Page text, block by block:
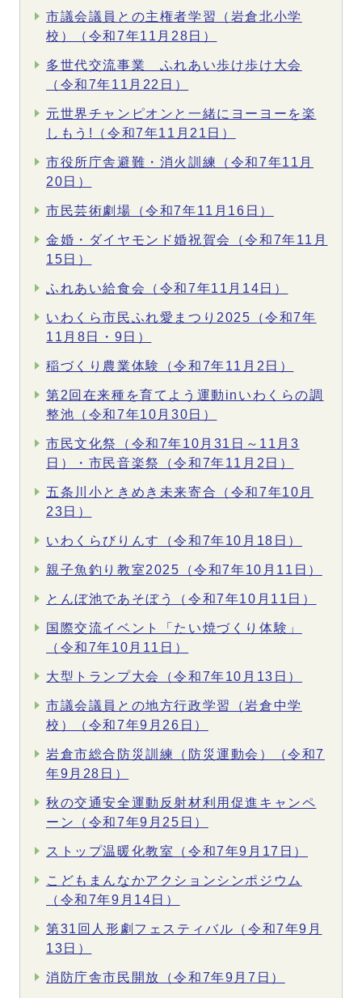
市議会議員との主権者学習（岩倉北小学
校）（令和7年11月28日）
多世代交流事業 ふれあい歩け歩け大会
（令和7年11月22日）
元世界チャンピオンと一緒にヨーヨーを楽
しもう!（令和7年11月21日）
市役所庁舎避難・消火訓練（令和7年11月
20日）
市民芸術劇場（令和7年11月16日）
金婚・ダイヤモンド婚祝賀会（令和7年11月
15日）
ふれあい給食会（令和7年11月14日）
いわくら市民ふれ愛まつり2025（令和7年
11月8日・9日）
稲づくり農業体験（令和7年11月2日）
第2回在来種を育てよう運動inいわくらの調
整池（令和7年10月30日）
市民文化祭（令和7年10月31日～11月3
日）・市民音楽祭（令和7年11月2日）
五条川小ときめき未来寄合（令和7年10月
23日）
いわくらびりんす（令和7年10月18日）
親子魚釣り教室2025（令和7年10月11日）
とんぼ池であそぼう（令和7年10月11日）
国際交流イベント「たい焼づくり体験」
（令和7年10月11日）
大型トランプ大会（令和7年10月13日）
市議会議員との地方行政学習（岩倉中学
校）（令和7年9月26日）
岩倉市総合防災訓練（防災運動会）（令和7
年9月28日）
秋の交通安全運動反射材利用促進キャンペ
ーン（令和7年9月25日）
ストップ温暖化教室（令和7年9月17日）
こどもまんなかアクションシンポジウム
（令和7年9月14日）
第31回人形劇フェスティバル（令和7年9月
13日）
消防庁舎市民開放（令和7年9月7日）